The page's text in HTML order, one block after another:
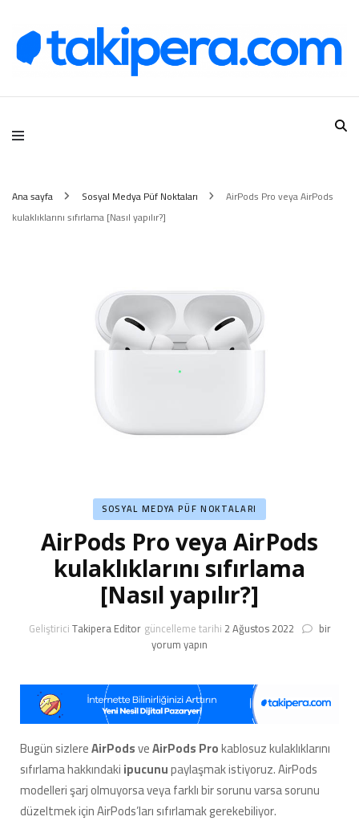
Takipera Dijital Hizmetler
Ana sayfa Sosyal Medya Püf Noktaları
AirPods Pro veya AirPods
kulaklıklarını sıfırlama [Nasıl yapılır?]
SOSYAL MEDYA PÜF NOKTALARI
AirPods Pro veya AirPods
kulaklıklarını sıfırlama
[Nasıl yapılır?]
GeliştiriciTakipera Editor güncelleme tarihi 2 Ağustos 2022 AirPods
sıfırlama
için
bir
yorum yapın
Bugün sizlereAirPodsveAirPods Prokablosuz kulaklıklarını
sıfırlama hakkındakiipucunupaylaşmak istiyoruz. AirPods
modelleri şarj olmuyorsa veya farklı bir sorunu varsa sorunu
düzeltmek için AirPods’ları sıfırlamak gerekebiliyor.